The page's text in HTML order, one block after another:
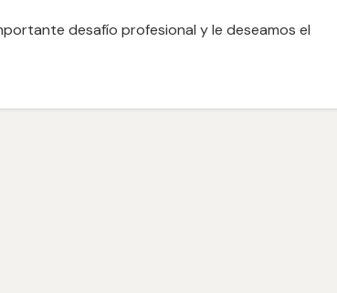
desafío profesional y le deseamos el